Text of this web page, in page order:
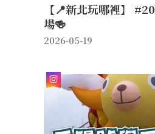
【📍新北玩哪裡】
場🍻
2026-05-19